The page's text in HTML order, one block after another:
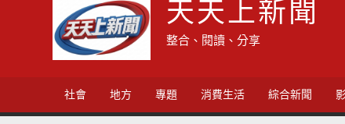
天天上新聞
整合、閱讀、分享
社會 地方 專題 消費生活 綜合新聞